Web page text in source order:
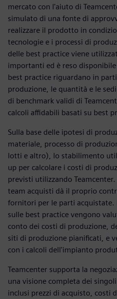
mercato con l'aiuto di
simulato di una fonte di
realizzare il prodotto in
tecnologie e i processi di
delle best practice viene
importanti ed è reso
best practice riguardano in
produzione, le quantità e le
di benchmark validi di
calcoli affidabili basati su best
Sulla base delle ipotesi di
materiale, processo di
lotti e altro), lo stabilimento
up per calcolare i costi di
previsti utilizzando
team acquisti dà il proprio
fornitori per le parti
sulle best practice vengono
conto dei costi di produzione,
siti di produzione pianificati, e
con i calcoli dell'impianto
Teamcenter supporta la
una visione completa dei
inclusi prezzi di acquisto, costi